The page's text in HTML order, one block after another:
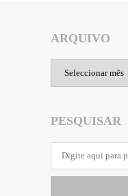
ARQUIVO
PESQUISAR